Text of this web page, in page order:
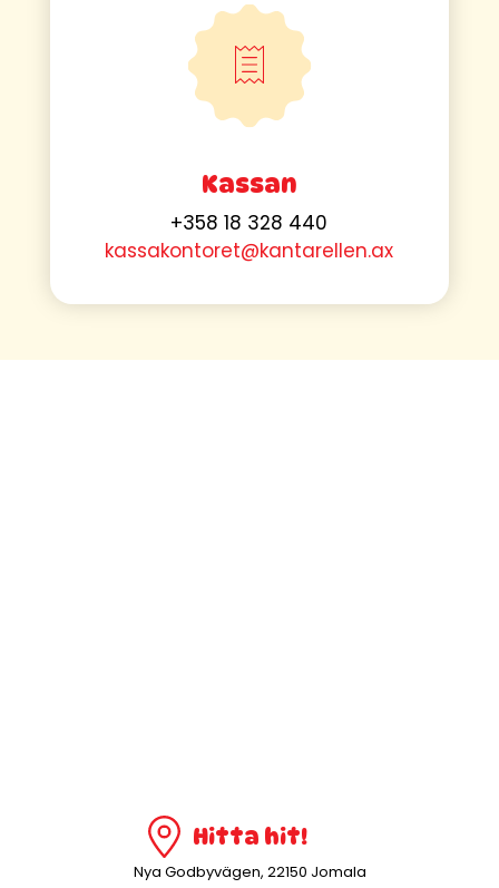
Kassan
+358 18 328 440
kassakontoret@kantarellen.ax
Hitta hit!
Nya Godbyvägen, 22150 Jomala